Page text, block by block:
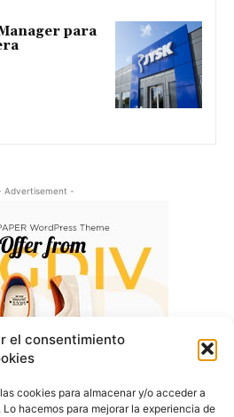
el consentimiento
cookies para almacenar y/o acceder a
hacemos para mejorar la experiencia de
para
Advertisement -